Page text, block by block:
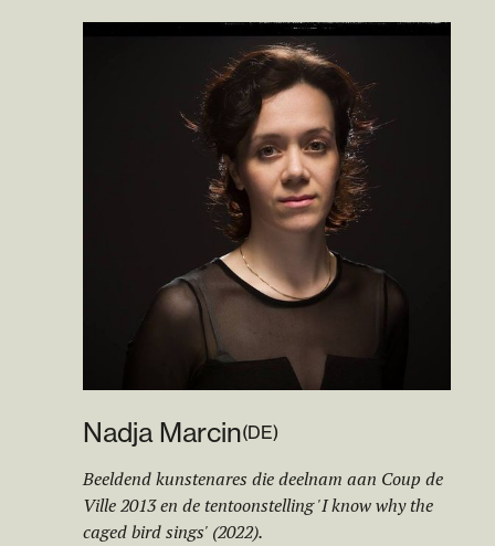
Nadja Marcin(DE)
Beeldend kunstenares die deelnam aan Coup de
Ville 2013 en de tentoonstelling 'I know why the
caged bird sings' (2022).